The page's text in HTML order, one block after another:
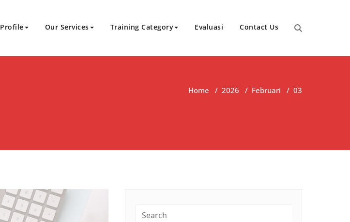
Profile Our Services Training Category Evaluasi Contact Us
Home / 2026 / Februari / 03